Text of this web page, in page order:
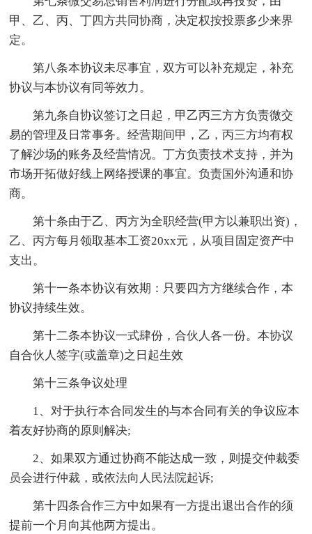
甲、乙、丙、丁四方共同协商，决定权按投票多少来界
定。
第八条本协议未尽事宜，双方可以补充规定，补充
协议与本协议有同等效力。
第九条自协议签订之日起，甲乙丙三方方负责微交
易的管理及日常事务。经营期间甲，乙，丙三方均有权
了解沙场的账务及经营情况。丁方负责技术支持，并为
市场开拓做好线上网络授课的事宜。负责国外沟通和协
商。
第十条由于乙、丙方为全职经营(甲方以兼职出资)，
乙、丙方每月领取基本工资20xx元，从项目固定资产中
支出。
第十一条本协议有效期：只要四方方继续合作，本
协议持续生效。
第十二条本协议一式肆份，合伙人各一份。本协议
自合伙人签字(或盖章)之日起生效
第十三条争议处理
1、对于执行本合同发生的与本合同有关的争议应本
着友好协商的原则解决;
2、如果双方通过协商不能达成一致，则提交仲裁委
员会进行仲裁，或依法向人民法院起诉;
第十四条合作三方中如果有一方提出退出合作的须
提前一个月向其他两方提出。